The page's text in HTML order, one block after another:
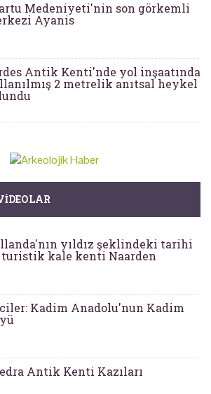
Medeniyeti'nin son görkemli
Ayanis
Antik Kenti'nde yol inşaatında
2 metrelik anıtsal heykel
yıldız şeklindeki tarihi
turistik kale kenti Naarden
Kadim Anadolu'nun Kadim
Antik Kenti Kazıları